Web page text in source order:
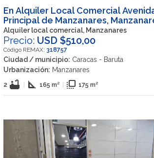
En Alquiler Local Comercial
Principal de Manzanares,
Caracas, Nuestra Señora del
Baruta, Miranda, 1080, VEN
Alquiler local comercial, Manzanares
Precio: USD $510,00
Código REMAX: 318757
Ciudad / municipio: Caracas - Baruta
Urbanización: Manzanares
2 bathtub | square_foot 165 m² | flip_to_front 175 m²